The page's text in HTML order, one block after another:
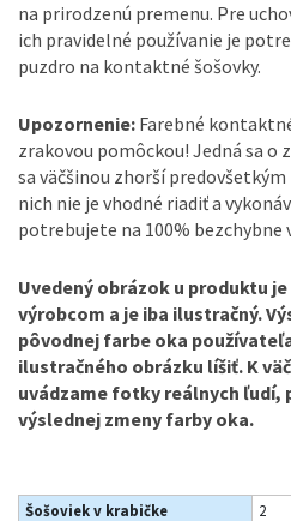
na prirodzenú premenu. Pre
ich pravidelné používanie je
puzdro na kontaktné šošovky.
Upozornenie: Farebné
zrakovou pomôckou! Jedná sa o
sa väčšinou zhorší
nich nie je vhodné riadiť a
potrebujete na 100% bezchybne
Uvedený obrázok u produktu
výrobcom a je iba ilustračný.
pôvodnej farbe oka
ilustračného obrázku líšiť. K
uvádzame fotky reálnych ľudí,
výslednej zmeny farby oka.
Šošoviek v krabičke
2